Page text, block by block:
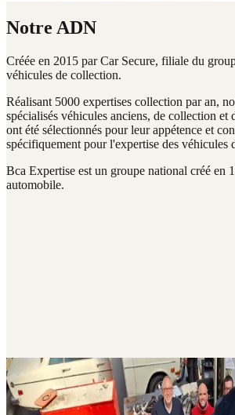
Notre ADN
Créée en 2015 par Car Secure, filiale du
véhicules de collection.
Réalisant 5000 expertises collection par an,
spécialisés véhicules anciens, de collection et
ont été sélectionnés pour leur appétence et
spécifiquement pour l'expertise des véhicules
Bca Expertise est un groupe national créé en
automobile.